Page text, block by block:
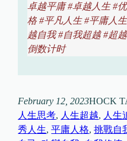
卓越平庸 #卓越人生 #
格 #平凡人生 #平庸人
越自我 #自我超越 #超
倒数计时
February 12, 2023HOCK
人生思考, 人生超越, 人生
秀人生, 平庸人格, 挑戰自